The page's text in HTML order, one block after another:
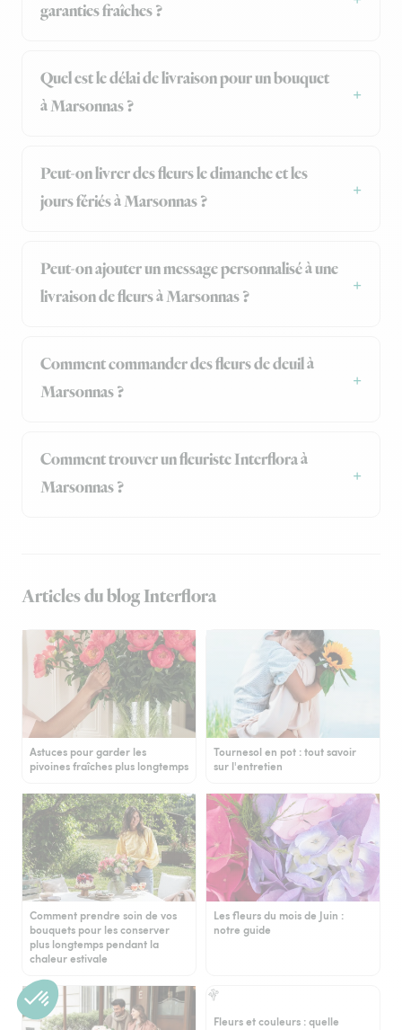
garanties fraîches ?
Quel est le délai de livraison pour un bouquet
à Marsonnas ?
Peut-on livrer des fleurs le dimanche et les
jours fériés à Marsonnas ?
Peut-on ajouter un message personnalisé à une
livraison de fleurs à Marsonnas ?
Comment commander des fleurs de deuil à
Marsonnas ?
Comment trouver un fleuriste Interflora à
Marsonnas ?
Articles du blog Interflora
Astuces pour garder les
pivoines fraîches plus longtemps
Tournesol en pot : tout savoir
sur l'entretien
Comment prendre soin de vos
bouquets pour les conserver
plus longtemps pendant la
chaleur estivale
Les fleurs du mois de Juin :
notre guide
Fleurs et couleurs : quelle